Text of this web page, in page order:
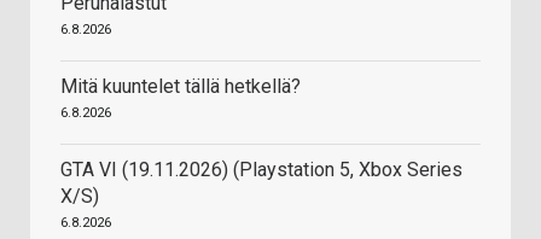
6.8.2026
Mitä kuuntelet tällä hetkellä?
6.8.2026
GTA VI (19.11.2026) (Playstation 5, Xbox Series
X/S)
6.8.2026